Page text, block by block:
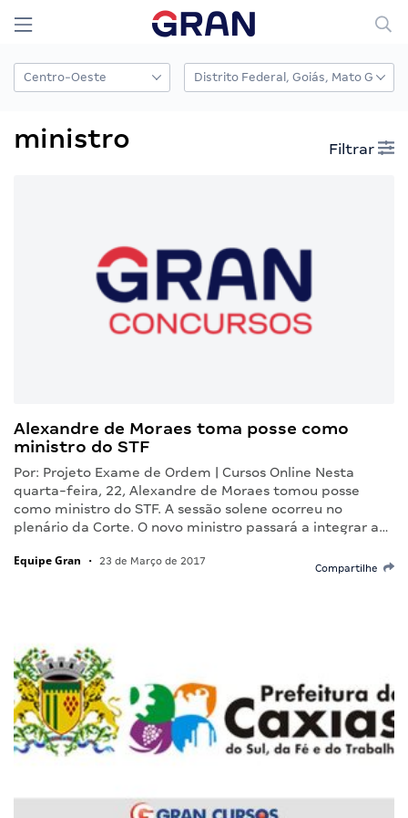
ministro Filtrar
Alexandre de Moraes toma posse como
ministro do STF
Por: Projeto Exame de Ordem | Cursos Online Nesta
quarta-feira, 22, Alexandre de Moraes tomou posse
como ministro do STF. A sessão solene ocorreu no
plenário da Corte. O novo ministro passará a integrar a…
Equipe Gran • 23 de Março de 2017
Compartilhe